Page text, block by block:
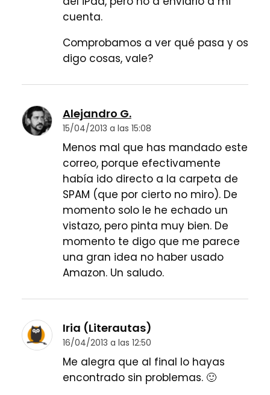
cuenta.
Comprobamos a ver qué pasa y os
digo cosas, vale?
Alejandro G.
15/04/2013 a las 15:08
Menos mal que has mandado este
correo, porque efectivamente
había ido directo a la carpeta de
SPAM (que por cierto no miro). De
momento solo le he echado un
vistazo, pero pinta muy bien. De
momento te digo que me parece
una gran idea no haber usado
Amazon. Un saludo.
Iria (Literautas)
16/04/2013 a las 12:50
Me alegra que al final lo hayas
encontrado sin problemas. 🙂